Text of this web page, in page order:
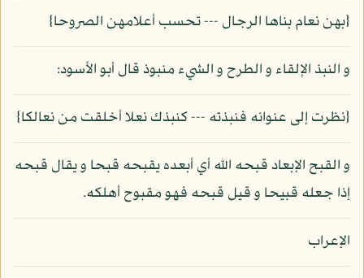
{بهن نعام بناها الرجال --- تحسب أعلامهن الصروحا}
و النبذ الإلقاء و الطرح و الشيء منبوذ قال أبو الأسود:
{نظرت إلى عنوانه فنبذته --- كنبذك نعلا أخلقت من نعالكا}
و القبح الإبعاد قبحه الله أي أبعده يقبحه قبحا و يقال قبحه
إذا جعله قبيحا و قيل قبحه فهو مقبوح أهلكه.
الإعراب